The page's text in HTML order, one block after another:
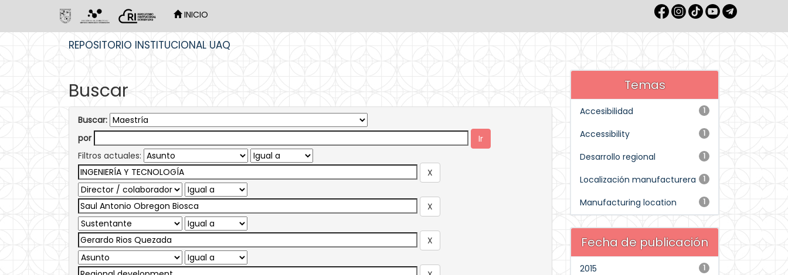
INICIO
REPOSITORIO INSTITUCIONAL UAQ
Buscar
Buscar:
por
Filtros actuales:
Temas
1
Accesibilidad
1
Accessibility
1
Desarrollo regional
1
Localización manufacturera
1
Manufacturing location
Fecha de publicación
1
2015